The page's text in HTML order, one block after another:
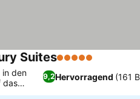
Suites5 Sterne
9,2Hervorragend (161
in den
das